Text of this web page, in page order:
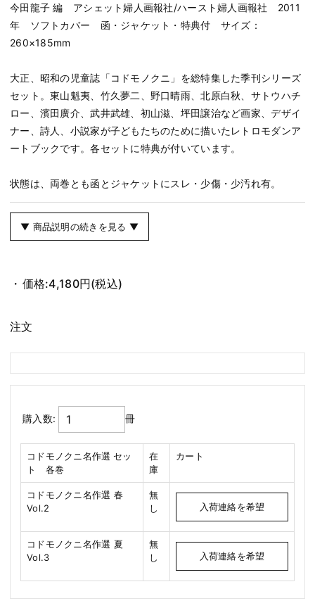
今田龍子 編 アシェット婦人画報社/ハースト婦人画報社 2011
年 ソフトカバー 函・ジャケット・特典付 サイズ：
260×185mm
大正、昭和の児童誌「コドモノクニ」を総特集した季刊シリーズ
セット。東山魁夷、竹久夢二、野口晴雨、北原白秋、サトウハチ
ロー、濱田廣介、武井武雄、初山滋、坪田譲治など画家、デザイ
ナー、詩人、小説家が子どもたちのために描いたレトロモダンア
ートブックです。各セットに特典が付いています。
状態は、両巻とも函とジャケットにスレ・少傷・少汚れ有。
▼ 商品説明の続きを見る ▼
価格:4,180円(税込)
注文
購入数: 冊
コドモノクニ名作選 セッ
ト 各巻
在
庫
カート
コドモノクニ名作選 春
Vol.2
無
し
入荷連絡を希望
コドモノクニ名作選 夏
Vol.3
無
し
入荷連絡を希望